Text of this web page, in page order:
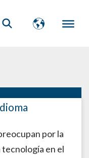
por la
en el